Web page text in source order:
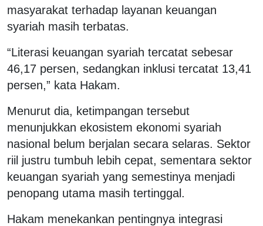
masyarakat terhadap layanan keuangan
syariah masih terbatas.
“Literasi keuangan syariah tercatat sebesar
46,17 persen, sedangkan inklusi tercatat 13,41
persen,” kata Hakam.
Menurut dia, ketimpangan tersebut
menunjukkan ekosistem ekonomi syariah
nasional belum berjalan secara selaras. Sektor
riil justru tumbuh lebih cepat, sementara sektor
keuangan syariah yang semestinya menjadi
penopang utama masih tertinggal.
Hakam menekankan pentingnya integrasi